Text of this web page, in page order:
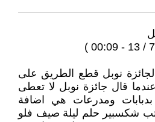
لجائزة نوبل قطع الطريق على
قال جائزة نوبل لا تعطى
ومدرعات هي اضافة
شكسبير حلم ليلة صيف فلو